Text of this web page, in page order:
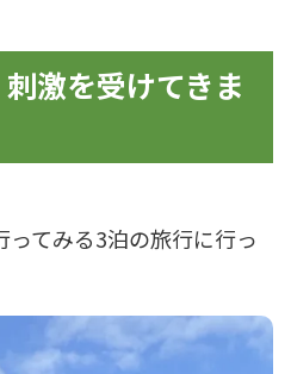
激を受けてきま
てみる3泊の旅行に行っ